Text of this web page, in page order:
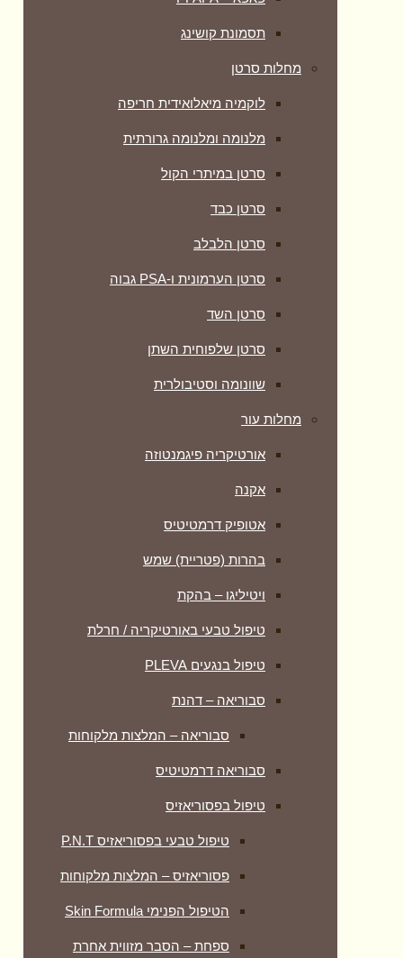
תסמונת קושינג
מחלות סרטן
לוקמיה מיאלואידית חריפה
מלנומה ומלנומה גרורתית
סרטן במיתרי הקול
סרטן כבד
סרטן הלבלב
סרטן הערמונית ו-PSA גבוה
סרטן השד
סרטן שלפוחית השתן
שוונומה וסטיבולרית
מחלות עור
אורטיקריה פיגמנטוזה
אקנה
אטופיק דרמטיטיס
בהרות (פטריית) שמש
ויטיליגו – בהקת
טיפול טבעי באורטיקריה / חרלת
טיפול בנגעים PLEVA
סבוריאה – דהנת
סבוריאה – המלצות מלקוחות
סבוריאה דרמטיטיס
טיפול בפסוריאזיס
טיפול טבעי בפסוריאזיס P.N.T
פסוריאזיס – המלצות מלקוחות
הטיפול הפנימי Skin Formula
ספחת – הסבר מזווית אחרת